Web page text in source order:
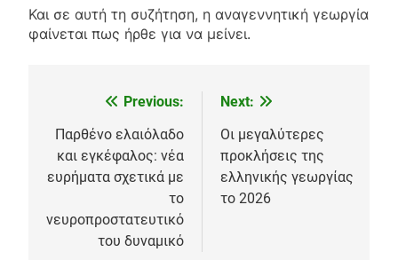
Και σε αυτή τη συζήτηση, η αναγεννητική γεωργία
φαίνεται πως ήρθε για να μείνει.
Πλοήγηση
άρθρων
Previous:
Παρθένο ελαιόλαδο
και εγκέφαλος: νέα
ευρήματα σχετικά με
το
νευροπροστατευτικό
του δυναμικό
Next:
Οι μεγαλύτερες
προκλήσεις της
ελληνικής γεωργίας
το 2026